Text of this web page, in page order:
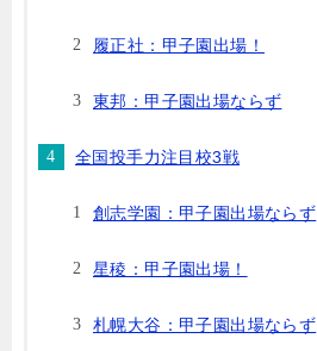
履正社：甲子園出場！
東邦：甲子園出場ならず
全国投手力注目校3戦
創志学園：甲子園出場ならず
星稜：甲子園出場！
札幌大谷：甲子園出場ならず